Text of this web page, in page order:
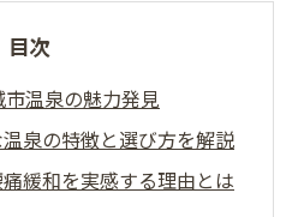
目次
温泉の魅力発見
泉の特徴と選び方を解説
緩和を実感する理由とは